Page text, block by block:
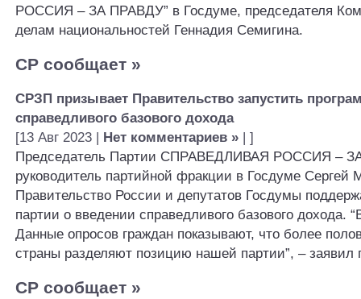
РОССИЯ – ЗА ПРАВДУ” в Госдуме, председателя
делам национальностей Геннадия Семигина.
СР сообщает »
СРЗП призывает Правительство запустить
справедливого базового дохода
[13 Авг 2023 |
Нет комментариев » | ]
Председатель Партии СПРАВЕДЛИВАЯ РОССИЯ –
руководитель партийной фракции в Госдуме Сергей
Правительство России и депутатов Госдумы
партии о введении справедливого базового дохода.
Данные опросов граждан показывают, что более
страны разделяют позицию нашей партии”, – заявил
СР сообщает »